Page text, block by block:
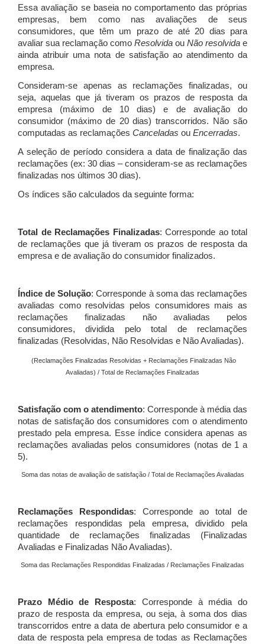
Essa avaliação se baseia no comportamento das próprias
empresas, bem como nas avaliações de seus
consumidores, que têm um prazo de até 20 dias para
avaliar sua reclamação como Resolvida ou Não resolvida e
ainda atribuir uma nota de satisfação ao atendimento da
empresa.
Consideram-se apenas as reclamações finalizadas, ou
seja, aquelas que já tiveram os prazos de resposta da
empresa (máximo de 10 dias) e de avaliação do
consumidor (máximo de 20 dias) transcorridos. Não são
computadas as reclamações Canceladas ou Encerradas.
A seleção de período considera a data de finalização das
reclamações (ex: 30 dias – consideram-se as reclamações
finalizadas nos últimos 30 dias).
Os índices são calculados da seguinte forma:
Total de Reclamações Finalizadas: Corresponde ao total
de reclamações que já tiveram os prazos de resposta da
empresa e de avaliação do consumidor finalizados.
Índice de Solução: Corresponde à soma das reclamações
avaliadas como resolvidas pelos consumidores mais as
reclamações finalizadas não avaliadas pelos
consumidores, dividida pelo total de reclamações
finalizadas (Resolvidas, Não Resolvidas e Não Avaliadas).
(Reclamações Finalizadas Resolvidas + Reclamações Finalizadas Não
Avaliadas) / Total de Reclamações Finalizadas
Satisfação com o atendimento: Corresponde à média das
notas de satisfação dos consumidores com o atendimento
prestado pela empresa. Esse índice considera apenas as
reclamações avaliadas pelos consumidores (notas de 1 a
5).
Soma das notas de avaliação de satisfação / Total de Reclamações Avaliadas
Reclamações Respondidas: Corresponde ao total de
reclamações respondidas pela empresa, dividido pela
quantidade de reclamações finalizadas (Finalizadas
Avaliadas e Finalizadas Não Avaliadas).
Soma das Reclamações Respondidas Finalizadas / Reclamações Finalizadas
Prazo Médio de Resposta: Corresponde à média do
prazo de resposta da empresa, ou seja, à soma dos dias
transcorridos entre a data de abertura pelo consumidor e a
data de resposta pela empresa de todas as Reclamações